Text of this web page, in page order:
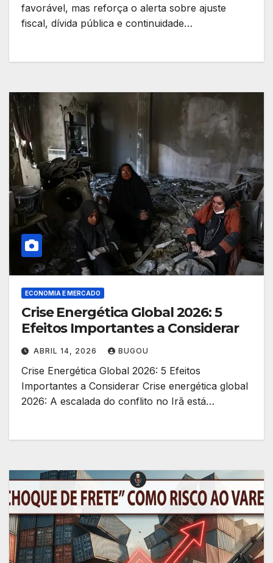
favorável, mas reforça o alerta sobre ajuste
fiscal, dívida pública e continuidade…
ECONOMIA E MERCADO
Crise Energética Global 2026: 5
Efeitos Importantes a Considerar
ABRIL 14, 2026 BUGOU
Crise Energética Global 2026: 5 Efeitos
Importantes a Considerar Crise energética global
2026: A escalada do conflito no Irã está…